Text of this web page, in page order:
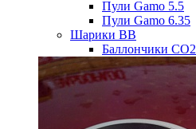
Пули Gamo 5.5
Пули Gamo 6.35
Шарики BB
Баллончики CO2